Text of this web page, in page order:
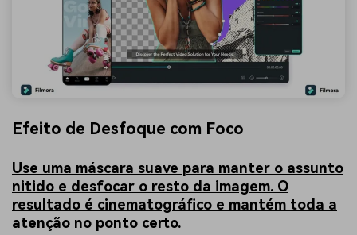
Efeito de Desfoque com Foco
Use uma máscara suave para manter o assunto
nitido e desfocar o resto da imagem. O
resultado é cinematográfico e mantém toda a
atenção no ponto certo.